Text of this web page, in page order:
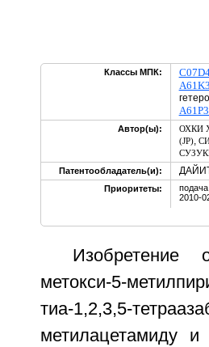
Классы МПК:
Автор(ы): ОХКИ
(JP),
Патентообладатель(и):
Приоритеты:
подача
2010-
Изобретение
метокси-5-
тиа-1,2,3,5-
метилацетамиду